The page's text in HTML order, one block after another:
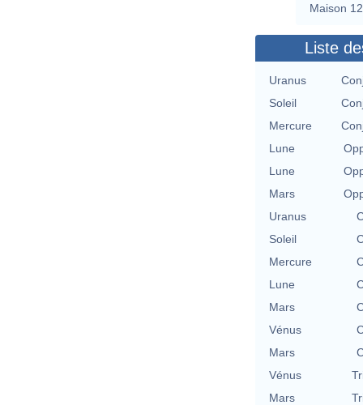
Maison 12
Liste
Uranus
Soleil
Mercure
Lune
Lune
Mars
Uranus
Soleil
Mercure
Lune
Mars
Vénus
Mars
Vénus
Mars